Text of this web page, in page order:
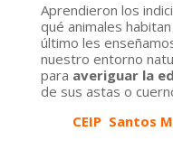
Aprendieron los
qué animales
último les
nuestro entorno
para averiguar la
de sus astas o
CEIP Santos